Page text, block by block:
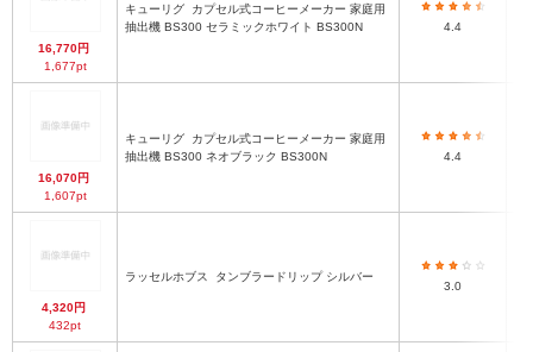
16,770円
1,677pt
キューリグ
抽出機 BS300 セラミックホワイト BS300N
4.4
16,070円
1,607pt
キューリグ
抽出機 BS300 ネオブラック BS300N
4.4
4,320円
432pt
ラッセルホブス タンブラードリップ シルバー
3.0